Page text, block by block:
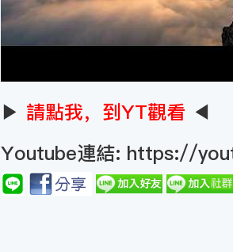
▶ 請點我，到YT觀看 ◀
Youtube連結: https://